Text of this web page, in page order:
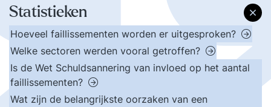
Statistieken
Hoeveel faillissementen worden er uitgesproken?
Welke sectoren werden vooral getroffen?
Is de Wet Schuldsannering van invloed op het aantal
faillissementen?
Wat zijn de belangrijkste oorzaken van een